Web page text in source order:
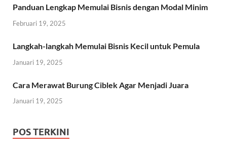
Panduan Lengkap Memulai Bisnis dengan Modal Minim
Februari 19, 2025
Langkah-langkah Memulai Bisnis Kecil untuk Pemula
Januari 19, 2025
Cara Merawat Burung Ciblek Agar Menjadi Juara
Januari 19, 2025
POS TERKINI